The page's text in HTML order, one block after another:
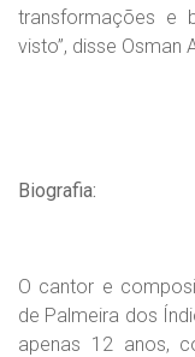
transformações e
visto”, disse Osman
Biografia:
O cantor e
de Palmeira dos
apenas 12 anos,